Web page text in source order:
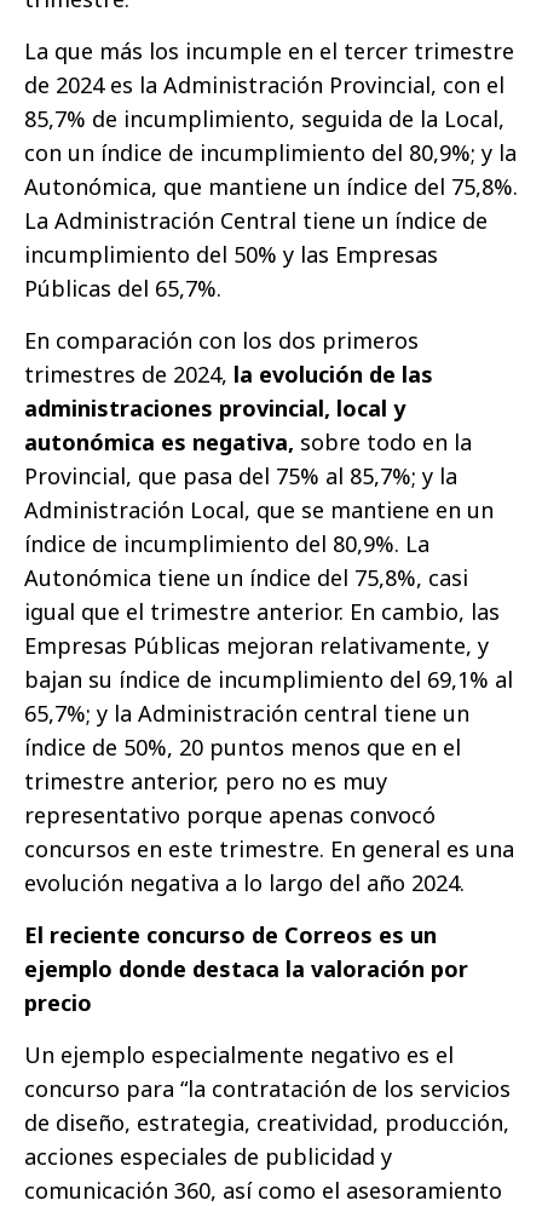
La que más los incumple en el tercer trimestre
de 2024 es la Administración Provincial, con el
85,7% de incumplimiento, seguida de la Local,
con un índice de incumplimiento del 80,9%; y la
Autonómica, que mantiene un índice del 75,8%.
La Administración Central tiene un índice de
incumplimiento del 50% y las Empresas
Públicas del 65,7%.
En comparación con los dos primeros
trimestres de 2024, la evolución de las
administraciones provincial, local y
autonómica es negativa, sobre todo en la
Provincial, que pasa del 75% al 85,7%; y la
Administración Local, que se mantiene en un
índice de incumplimiento del 80,9%. La
Autonómica tiene un índice del 75,8%, casi
igual que el trimestre anterior. En cambio, las
Empresas Públicas mejoran relativamente, y
bajan su índice de incumplimiento del 69,1% al
65,7%; y la Administración central tiene un
índice de 50%, 20 puntos menos que en el
trimestre anterior, pero no es muy
representativo porque apenas convocó
concursos en este trimestre. En general es una
evolución negativa a lo largo del año 2024.
El reciente concurso de Correos es un
ejemplo donde destaca la valoración por
precio
Un ejemplo especialmente negativo es el
concurso para “la contratación de los servicios
de diseño, estrategia, creatividad, producción,
acciones especiales de publicidad y
comunicación 360, así como el asesoramiento